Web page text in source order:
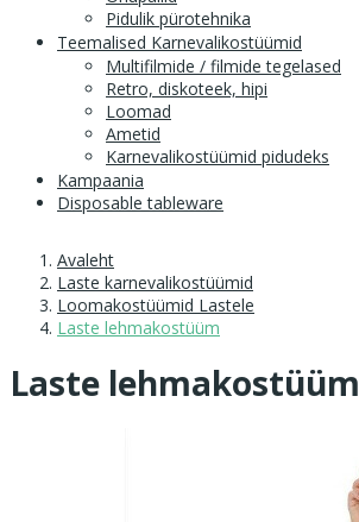
Pidulik pürotehnika
Teemalised Karnevalikostüümid
Multifilmide / filmide tegelased
Retro, diskoteek, hipi
Loomad
Ametid
Karnevalikostüümid pidudeks
Kampaania
Disposable tableware
Avaleht
Laste karnevalikostüümid
Loomakostüümid Lastele
Laste lehmakostüüm
Laste lehmakostüüm